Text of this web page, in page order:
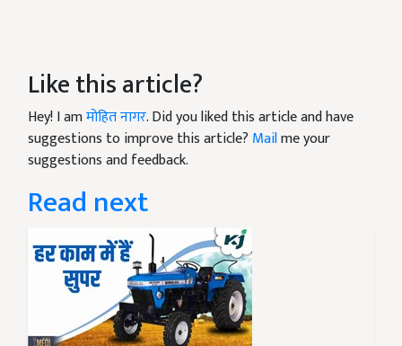
Like this article?
Hey! I amमोहित नागर. Did you liked this article and have
suggestions to improve this article? Mailme your
suggestions and feedback.
Read next